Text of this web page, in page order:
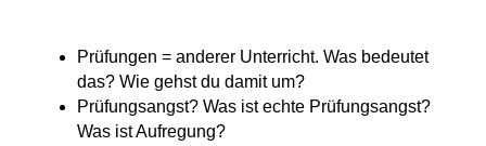
Prüfungen = anderer Unterricht. Was bedeutet
das? Wie gehst du damit um?
Prüfungsangst? Was ist echte Prüfungsangst?
Was ist Aufregung?